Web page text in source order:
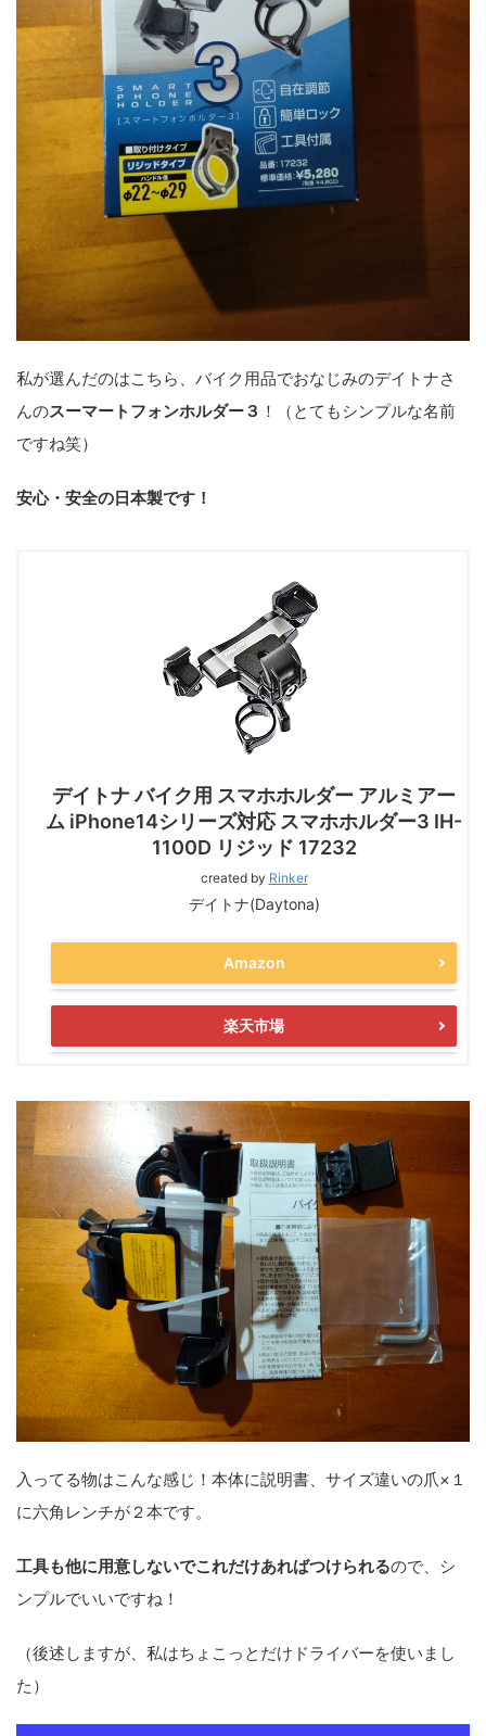
私が選んだのはこちら、バイク用品でおなじみのデイトナさ
んのスーマートフォンホルダー３ ！（とてもシンプルな名前
ですね笑）
安心・安全の日本製です！
デイトナ バイク用 スマホホルダー アルミアー
ム iPhone14シリーズ対応 スマホホルダー3 IH-
1100D リジッド 17232
created by Rinker
デイトナ(Daytona)
Amazon
楽天市場
入ってる物はこんな感じ！本体に説明書、サイズ違いの爪×１
に六角レンチが２本です。
工具も他に用意しないでこれだけあればつけられるので、シ
ンプルでいいですね！
（後述しますが、私はちょこっとだけドライバーを使いまし
た）